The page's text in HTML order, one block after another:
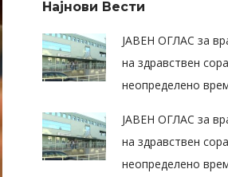
Најнови Вести
ЈАВЕН ОГЛАС за
на здравствен
неопределено
ЈАВЕН ОГЛАС за
на здравствен
неопределено